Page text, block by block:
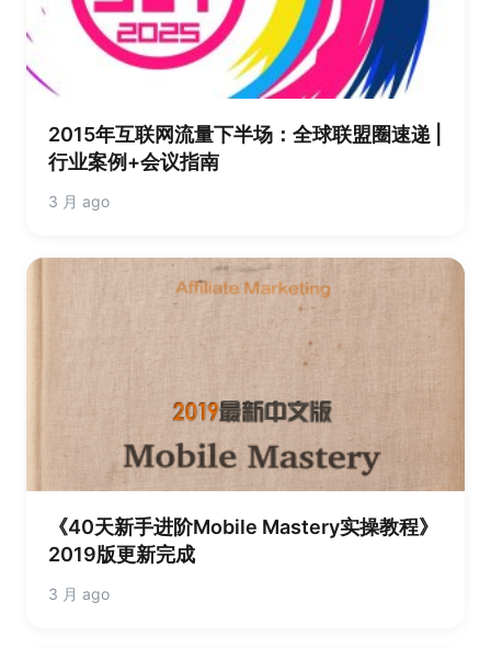
2015年互联网流量下半场：全球联盟圈速递 |
行业案例+会议指南
3 月 ago
《40天新手进阶Mobile Mastery实操教程》
2019版更新完成
3 月 ago